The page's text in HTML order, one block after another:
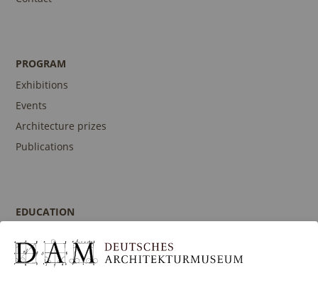
PROGRAM
Exhibitions
Events
Architecture prizes
Publications
EDUCATION
Guidances and Tours